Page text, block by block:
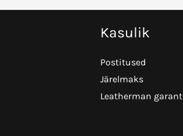
Kasulik
Postitused
Järelmaks
Leatherman